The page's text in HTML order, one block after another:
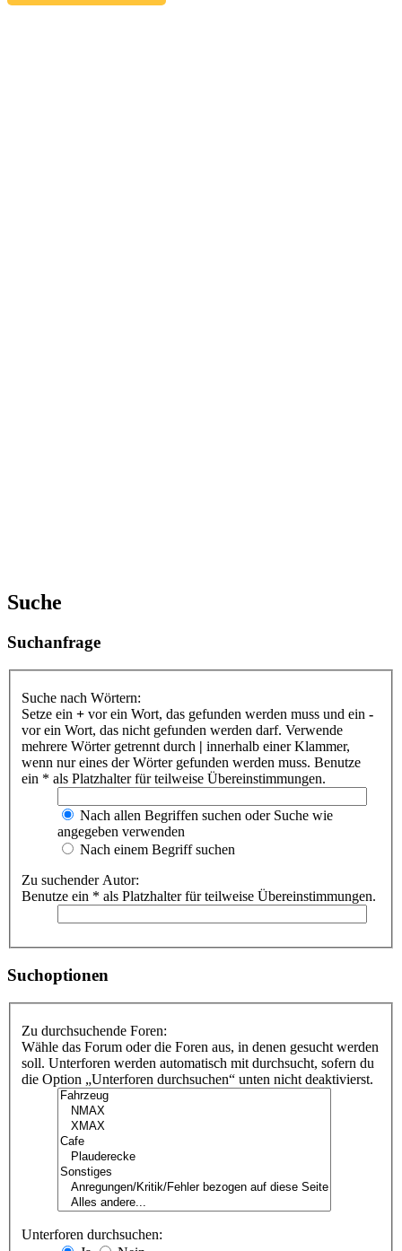
Suche
Suchanfrage
Suche nach Wörtern:
Setze ein + vor ein Wort, das gefunden werden muss und ein -
vor ein Wort, das nicht gefunden werden darf. Verwende
mehrere Wörter getrennt durch | innerhalb einer Klammer,
wenn nur eines der Wörter gefunden werden muss. Benutze
ein * als Platzhalter für teilweise Übereinstimmungen.
Nach allen Begriffen suchen oder Suche wie
angegeben verwenden
Nach einem Begriff suchen
Zu suchender Autor:
Benutze ein * als Platzhalter für teilweise Übereinstimmungen.
Suchoptionen
Zu durchsuchende Foren:
Wähle das Forum oder die Foren aus, in denen gesucht werden
soll. Unterforen werden automatisch mit durchsucht, sofern du
die Option „Unterforen durchsuchen“ unten nicht deaktivierst.
Unterforen durchsuchen: